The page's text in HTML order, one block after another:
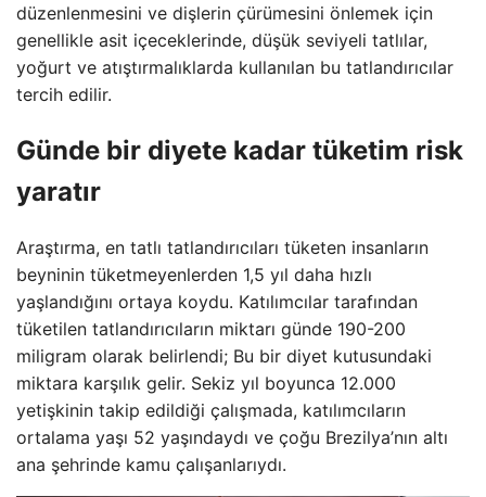
düzenlenmesini ve dişlerin çürümesini önlemek için
genellikle asit içeceklerinde, düşük seviyeli tatlılar,
yoğurt ve atıştırmalıklarda kullanılan bu tatlandırıcılar
tercih edilir.
Günde bir diyete kadar tüketim risk
yaratır
Araştırma, en tatlı tatlandırıcıları tüketen insanların
beyninin tüketmeyenlerden 1,5 yıl daha hızlı
yaşlandığını ortaya koydu. Katılımcılar tarafından
tüketilen tatlandırıcıların miktarı günde 190-200
miligram olarak belirlendi; Bu bir diyet kutusundaki
miktara karşılık gelir. Sekiz yıl boyunca 12.000
yetişkinin takip edildiği çalışmada, katılımcıların
ortalama yaşı 52 yaşındaydı ve çoğu Brezilya’nın altı
ana şehrinde kamu çalışanlarıydı.